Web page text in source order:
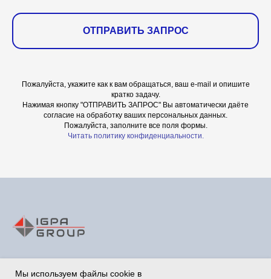
ОТПРАВИТЬ ЗАПРОС
Пожалуйста, укажите как к вам обращаться, ваш e-mail и опишите
кратко задачу.
Нажимая кнопку "ОТПРАВИТЬ ЗАПРОС" Вы автоматически даёте
согласие на обработку ваших персональных данных.
Пожалуйста, заполните все поля формы.
Читать политику конфиденциальности.
Мы используем файлы cookie в